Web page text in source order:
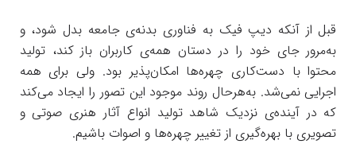
قبل از آنکه دیپ فیک به فناوری بدنه‌ی جامعه بدل شود، و
به‌مرور جای خود را در دستان همه‌ی کاربران باز کند، تولید
محتوا با دست‌کاری چهره‌ها امکان‌پذیر بود. ولی برای همه
اجرایی نمی‌شد. به‌هرحال روند موجود این تصور را ایجاد می‌کند
که در آینده‌ی نزدیک شاهد تولید انواع آثار هنری صوتی و
تصویری با بهره‌گیری از تغییر چهره‌ها و اصوات باشیم.